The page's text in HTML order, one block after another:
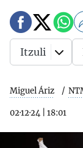
Miguel Áriz
02·12·24 18:01
Itzuli